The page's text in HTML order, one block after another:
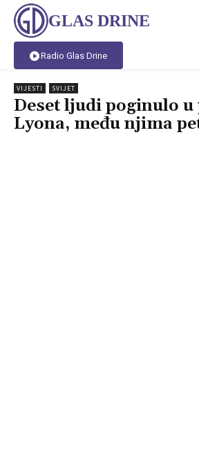
GLAS DRINE
Radio Glas Drine
VIJESTI SVIJET
Deset ljudi poginulo u
Lyona, među njima